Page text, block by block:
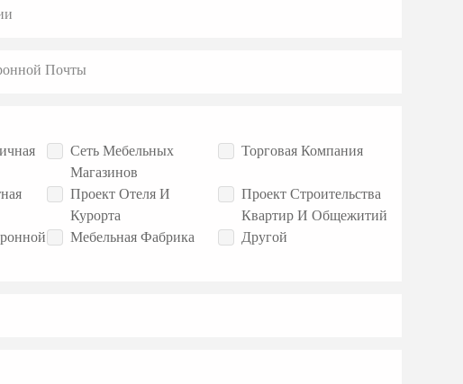
Почты
Сеть Мебельных
Магазинов
Торговая Компания
Проект Отеля И
Курорта
Проект Строительства
Квартир И Общежитий
Мебельная Фабрика Другой